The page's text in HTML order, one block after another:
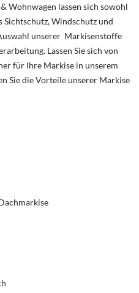
Wohnwagen lassen sich sowohl
Sichtschutz, Windschutz und
unserer Markisenstoffe
Lassen Sie sich von
für Ihre Markise in unserem
Sie die Vorteile unserer Markise